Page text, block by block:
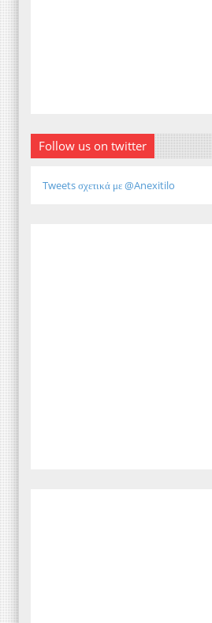
Follow us on twitter
Tweets σχετικά με @Anexitilo